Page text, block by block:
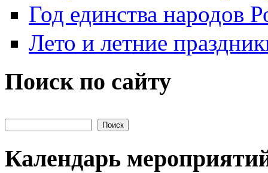
Год единства народов
Лето и летние
Поиск по сайту
Календарь